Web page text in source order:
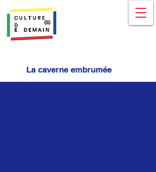
La caverne embrumée